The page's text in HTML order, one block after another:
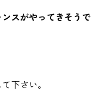
スがやってきそうで
下さい。